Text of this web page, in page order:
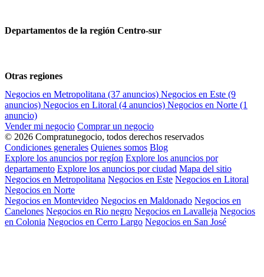
Departamentos de la región Centro-sur
Otras regiones
Negocios en Metropolitana (37 anuncios) Negocios en Este (9
anuncios) Negocios en Litoral (4 anuncios) Negocios en Norte (1
anuncio)
Vender mi negocio Comprar un negocio
© 2026 Compratunegocio, todos derechos reservados
Condiciones generales Quienes somos Blog
Explore los anuncios por regíon Explore los anuncios por
departamento Explore los anuncios por ciudad Mapa del sitio
Negocios en Metropolitana Negocios en Este Negocios en Litoral
Negocios en Norte
Negocios en Montevideo Negocios en Maldonado Negocios en
Canelones Negocios en Rio negro Negocios en Lavalleja Negocios
en Colonia Negocios en Cerro Largo Negocios en San José